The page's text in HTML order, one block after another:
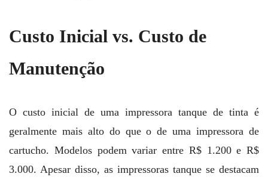
Custo Inicial vs. Custo de
Manutenção
O custo inicial de uma impressora tanque de tinta é
geralmente mais alto do que o de uma impressora de
cartucho. Modelos podem variar entre R$ 1.200 e R$
3.000. Apesar disso, as impressoras tanque se destacam